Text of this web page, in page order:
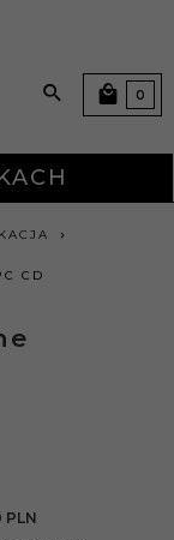
0
CD
PLN